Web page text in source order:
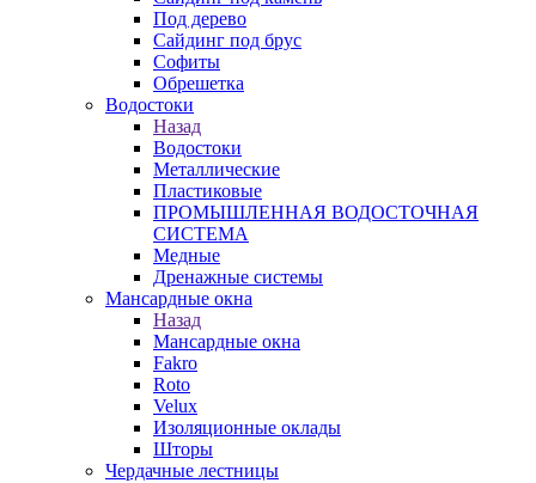
Под дерево
Сайдинг под брус
Софиты
Обрешетка
Водостоки
Назад
Водостоки
Металлические
Пластиковые
ПРОМЫШЛЕННАЯ ВОДОСТОЧНАЯ
СИСТЕМА
Медные
Дренажные системы
Мансардные окна
Назад
Мансардные окна
Fakro
Roto
Velux
Изоляционные оклады
Шторы
Чердачные лестницы